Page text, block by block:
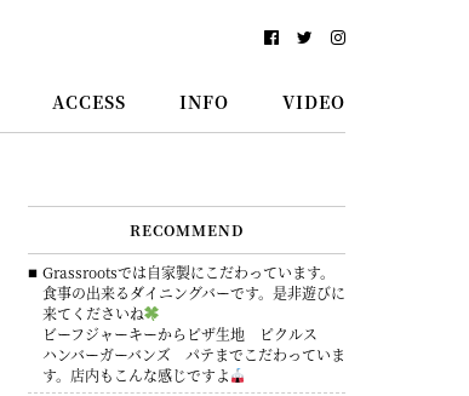
ACCESS INFO VIDEO
RECOMMEND
Grassrootsでは自家製にこだわっています。
食事の出来るダイニングバーです。是非遊びに
来てくださいね
ビーフジャーキーからピザ生地 ピクルス
ハンバーガーバンズ パテまでこだわっていま
す。店内もこんな感じですよ